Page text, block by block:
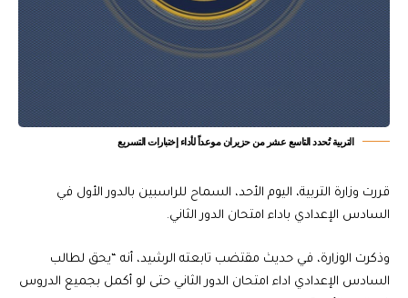
التربية تُحدد التاسع عشر من حزيران موعداً لأداء إختبارات التسريع
قررت وزارة التربية، اليوم الأحد، السماح للراسبين بالدور الأول في
السادس الإعدادي باداء امتحان الدور الثاني.
وذكرت الوزارة، في حديث مقتضب تابعته الرشيد، أنه “يحق لطالب
السادس الإعدادي اداء امتحان الدور الثاني حتى لو أكمل بجميع الدروس